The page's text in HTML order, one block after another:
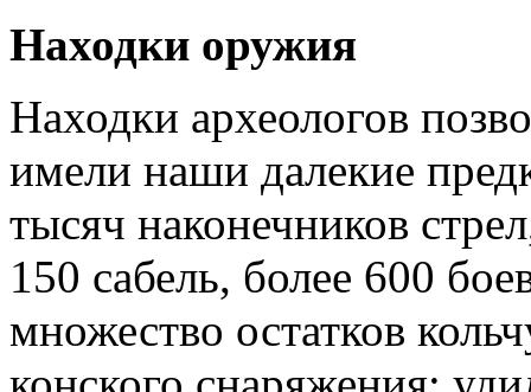
Находки оружия
Находки археологов
имели наши далекие
тысяч нако­нечников
150 са­бель, более 600
множество остатков